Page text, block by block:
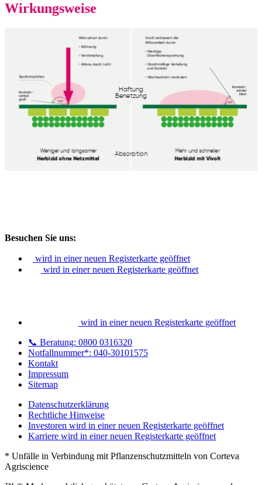
Wirkungsweise
Besuchen Sie uns:
wird in einer neuen Registerkarte geöffnet
wird in einer neuen Registerkarte geöffnet
wird in einer neuen Registerkarte geöffnet
📞 Beratung: 0800 0316320
Notfallnummer*: 040-30101575
Kontakt
Impressum
Sitemap
Datenschutzerklärung
Rechtliche Hinweise
Investoren wird in einer neuen Registerkarte geöffnet
Karriere wird in einer neuen Registerkarte geöffnet
* Unfälle in Verbindung mit Pflanzenschutzmitteln von Corteva
Agriscience